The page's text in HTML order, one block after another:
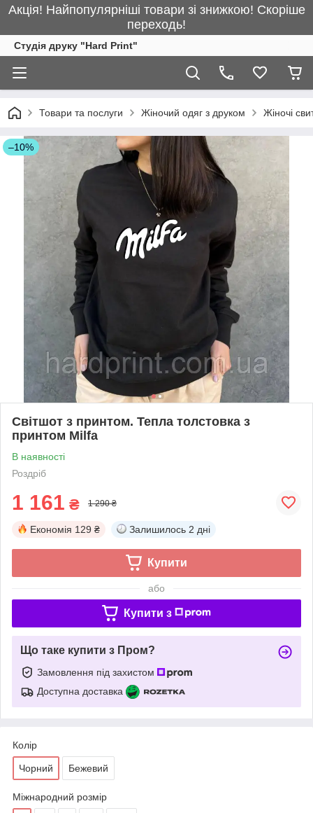
Акція! Найпопулярніші товари зі знижкою! Скоріше
переходь!
Студія друку "Hard Print"
Товари та послуги Жіночий одяг з друком Жіночі
–10%
Світшот з принтом. Тепла толстовка з
принтом Milfa
В наявності
Роздріб
1 161 ₴ 1 290 ₴
Економія 129 ₴ Залишилось 2 дні
Купити
або
Купити з
Що таке купити з Пром?
Замовлення під захистом
Доступна доставка
Колір
Чорний Бежевий
Міжнародний розмір